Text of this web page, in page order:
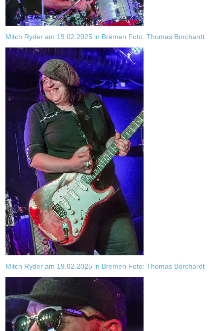
Mitch Ryder am 19.02.2025 in Bremen Foto: Thomas Borchardt
Mitch Ryder am 19.02.2025 in Bremen Foto: Thomas Borchardt